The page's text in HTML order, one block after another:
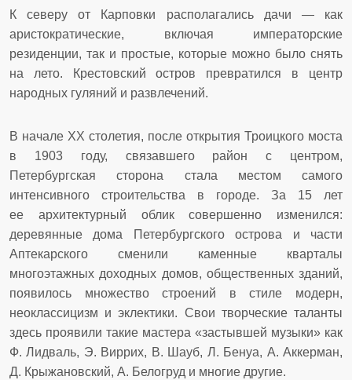
К северу от Карповки располагались дачи — как
аристократические, включая императорские
резиденции, так и простые, которые можно было снять
на лето. Крестовский остров превратился в центр
народных гуляний и развлечений.
В начале ХХ столетия, после открытия Троицкого моста
в 1903 году, связавшего район с центром,
Петербургская сторона стала местом самого
интенсивного строительства в городе. За 15 лет
ее архитектурный облик совершенно изменился:
деревянные дома Петербургского острова и части
Аптекарского сменили каменные кварталы
многоэтажных доходных домов, общественных зданий,
появилось множество строений в стиле модерн,
неоклассицизм и эклектики. Свои творческие таланты
здесь проявили такие мастера «застывшей музыки» как
Ф. Лидваль, Э. Виррих, В. Шауб, Л. Бенуа, А. Аккерман,
Д. Крыжановский, А. Белогруд и многие другие.